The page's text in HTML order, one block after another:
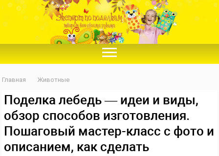
Главная Животные
Поделка лебедь — идеи и виды,
обзор способов изготовления.
Пошаговый мастер-класс с фото и
описанием, как сделать